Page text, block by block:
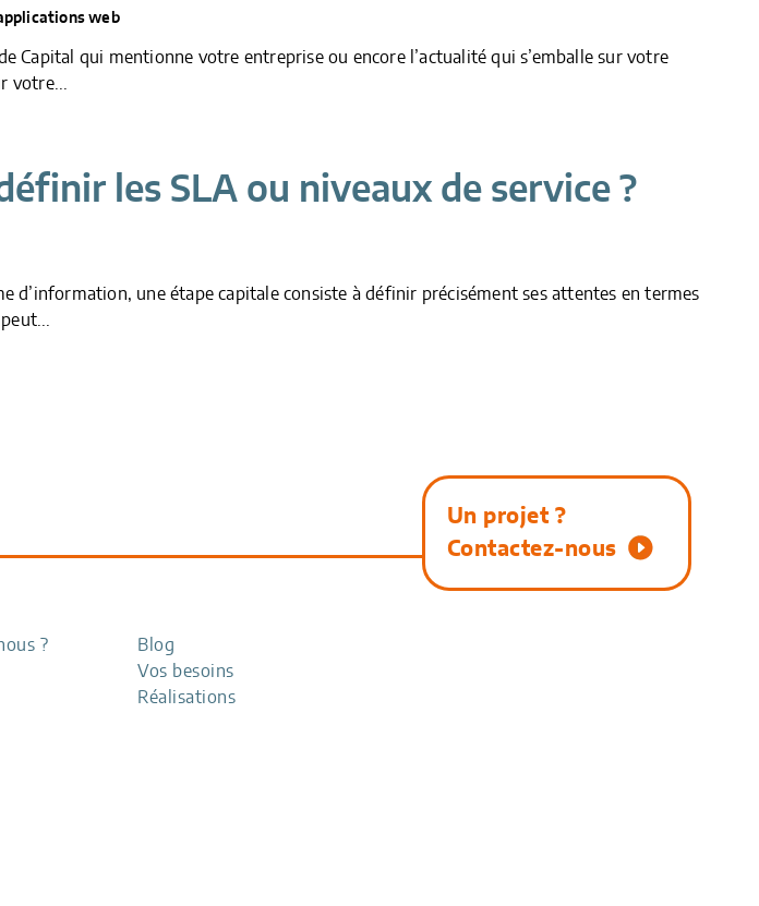
web
qui mentionne votre entreprise ou encore l’actualité qui s’emballe sur votre
votre...
les SLA ou niveaux de service ?
une étape capitale consiste à définir précisément ses attentes en termes
?
Blog
Vos besoins
Réalisations
Un projet ?
Contactez-nous